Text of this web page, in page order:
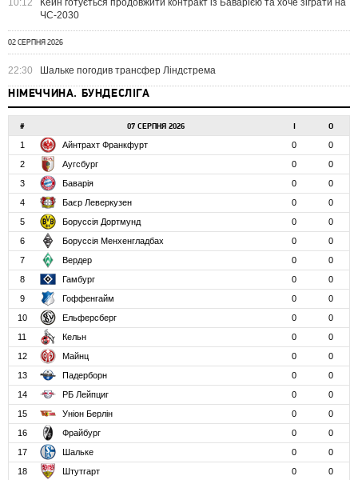
10:12
Кейн готується продовжити контракт із Баварією та хоче зіграти на
ЧС-2030
02 СЕРПНЯ 2026
22:30 Шальке погодив трансфер Ліндстрема
НІМЕЧЧИНА. БУНДЕСЛІГА
# 07 СЕРПНЯ 2026 І О
1 Айнтрахт Франкфурт 0
0
2
Аугсбург 0
0
3
Баварія 0
0
4
Баєр Леверкузен 0
0
5
Боруссія Дортмунд 0
0
6
Боруссія Менхенгладбах 0
0
7
Вердер 0
0
8
Гамбург 0
0
9
Гоффенгайм 0
0
10
Ельферсберг 0
0
11
Кельн 0
0
12
Майнц 0
0
13
Падерборн 0
0
14
РБ Лейпциг 0
0
15
Уніон Берлін 0
0
16
Фрайбург 0
0
17
Шальке 0
0
18
Штутгарт 0 0